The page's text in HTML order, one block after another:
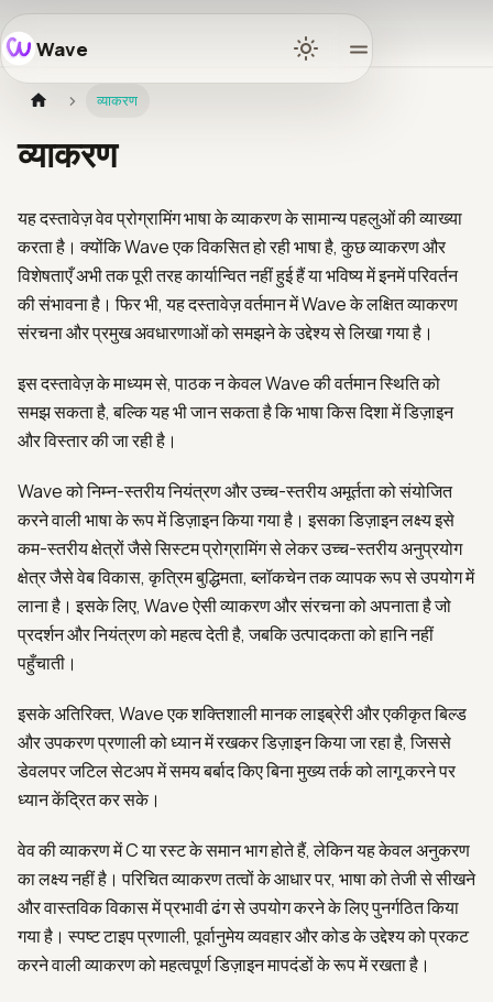
Wave
हिन्दी
व्याकरण
व्याकरण
यह दस्तावेज़ वेव प्रोग्रामिंग भाषा के व्याकरण के सामान्य पहलुओं की व्याख्या
करता है। क्योंकि Wave एक विकसित हो रही भाषा है, कुछ व्याकरण और
विशेषताएँ अभी तक पूरी तरह कार्यान्वित नहीं हुई हैं या भविष्य में इनमें परिवर्तन
की संभावना है। फिर भी, यह दस्तावेज़ वर्तमान में Wave के लक्षित व्याकरण
संरचना और प्रमुख अवधारणाओं को समझने के उद्देश्य से लिखा गया है।
इस दस्तावेज़ के माध्यम से, पाठक न केवल Wave की वर्तमान स्थिति को
समझ सकता है, बल्कि यह भी जान सकता है कि भाषा किस दिशा में डिज़ाइन
और विस्तार की जा रही है।
Wave को निम्न-स्तरीय नियंत्रण और उच्च-स्तरीय अमूर्तता को संयोजित
करने वाली भाषा के रूप में डिज़ाइन किया गया है। इसका डिज़ाइन लक्ष्य इसे
कम-स्तरीय क्षेत्रों जैसे सिस्टम प्रोग्रामिंग से लेकर उच्च-स्तरीय अनुप्रयोग
क्षेत्र जैसे वेब विकास, कृत्रिम बुद्धिमता, ब्लॉकचेन तक व्यापक रूप से उपयोग में
लाना है। इसके लिए, Wave ऐसी व्याकरण और संरचना को अपनाता है जो
प्रदर्शन और नियंत्रण को महत्व देती है, जबकि उत्पादकता को हानि नहीं
पहुँचाती।
इसके अतिरिक्त, Wave एक शक्तिशाली मानक लाइब्रेरी और एकीकृत बिल्ड
और उपकरण प्रणाली को ध्यान में रखकर डिज़ाइन किया जा रहा है, जिससे
डेवलपर जटिल सेटअप में समय बर्बाद किए बिना मुख्य तर्क को लागू करने पर
ध्यान केंद्रित कर सके।
वेव की व्याकरण में C या रस्ट के समान भाग होते हैं, लेकिन यह केवल अनुकरण
का लक्ष्य नहीं है। परिचित व्याकरण तत्वों के आधार पर, भाषा को तेजी से सीखने
और वास्तविक विकास में प्रभावी ढंग से उपयोग करने के लिए पुनर्गठित किया
गया है। स्पष्ट टाइप प्रणाली, पूर्वानुमेय व्यवहार और कोड के उद्देश्य को प्रकट
करने वाली व्याकरण को महत्वपूर्ण डिज़ाइन मापदंडों के रूप में रखता है।